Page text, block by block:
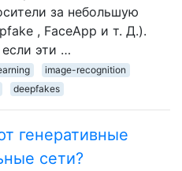
за небольшую
, FaceApp и т. Д.).
эти …
image-recognition
deepfakes
генеративные
сети?